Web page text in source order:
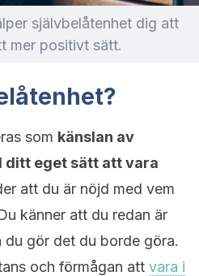
självbelåtenhet dig att
mer positivt sätt.
som känslan av
eget sätt att vara
att du är nöjd med vem
känner att du redan är
gör det du borde göra.
och förmågan att vara i